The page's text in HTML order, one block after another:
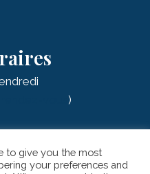
)
to give you the most
your preferences and